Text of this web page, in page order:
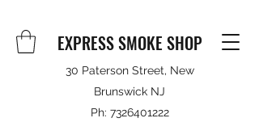
EXPRESS SMOKE SHOP
30 Paterson Street, New
Brunswick NJ
Ph: 7326401222